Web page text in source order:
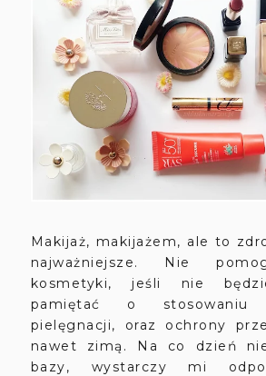
Makijaż, makijażem, ale to
najważniejsze. Nie
kosmetyki, jeśli nie
pamiętać o stosowaniu
pielęgnacji, oraz ochrony
nawet zimą. Na co dzień
bazy, wystarczy mi